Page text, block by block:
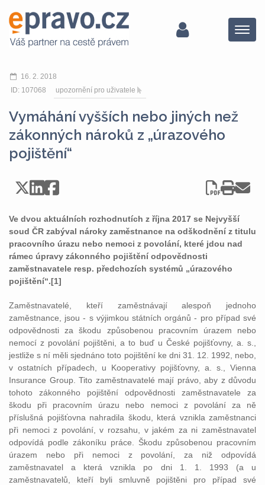
Menu
16. 2. 2018
ID: 107068
upozornění pro uživatele
Vymáhání vyšších nebo jiných než
zákonných nároků z „úrazového
pojištění“
Ve dvou aktuálních rozhodnutích z října 2017 se Nejvyšší
soud ČR zabýval nároky zaměstnance na odškodnění z titulu
pracovního úrazu nebo nemoci z povolání, které jdou nad
rámec úpravy zákonného pojištění odpovědnosti
zaměstnavatele resp. předchozích systémů „úrazového
pojištění“.[1]
Zaměstnavatelé, kteří zaměstnávají alespoň jednoho
zaměstnance, jsou - s výjimkou státních orgánů - pro případ své
odpovědnosti za škodu způsobenou pracovním úrazem nebo
nemocí z povolání pojištěni, a to buď u České pojišťovny, a. s.,
jestliže s ní měli sjednáno toto pojištění ke dni 31. 12. 1992, nebo,
v ostatních případech, u Kooperativy pojišťovny, a. s., Vienna
Insurance Group. Tito zaměstnavatelé mají právo, aby z důvodu
tohoto zákonného pojištění odpovědnosti zaměstnavatele za
škodu při pracovním úrazu nebo nemoci z povolání za ně
příslušná pojišťovna nahradila škodu, která vznikla zaměstnanci
při nemoci z povolání, v rozsahu, v jakém za ni zaměstnavatel
odpovídá podle zákoníku práce. Škodu způsobenou pracovním
úrazem nebo při nemoci z povolání, za niž odpovídá
zaměstnavatel a která vznikla po dni 1. 1. 1993 (a u
zaměstnavatelů, kteří byli smluvně pojištěni pro případ své